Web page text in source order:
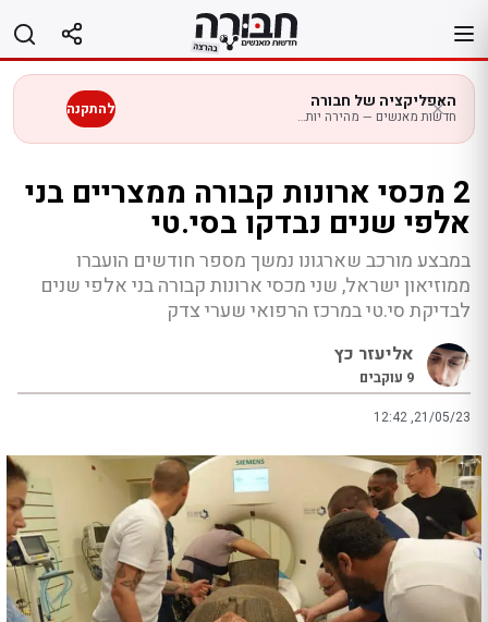
לתוכן
האפליקציה של חבורה
חדשות מאנשים — מהירה יותר בנייד להתקנה
2 מכסי ארונות קבורה ממצריים בני
אלפי שנים נבדקו בסי.טי
במבצע מורכב שארגונו נמשך מספר חודשים הועברו
ממוזיאון ישראל, שני מכסי ארונות קבורה בני אלפי שנים
לבדיקת סי.טי במרכז הרפואי שערי צדק
אליעזר כץ
9 עוקבים
12:42 ,21/05/23